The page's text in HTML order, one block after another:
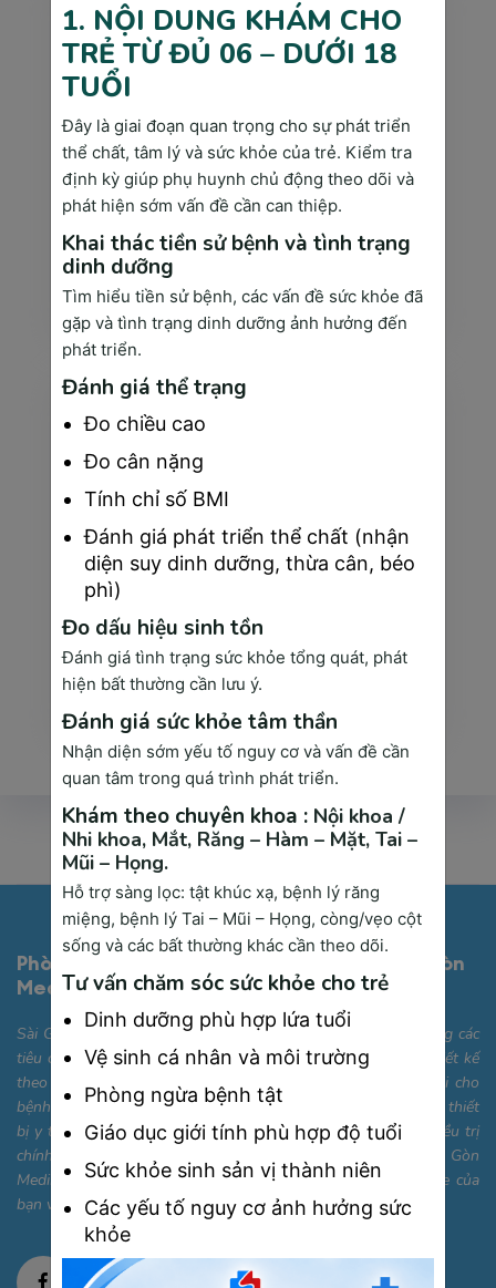
Dịch vụ khám bảo hiểm tại Sài Gòn Medik như
nào?
Xem thêm
Dịch vụ của phòng khám SÀI GÒN MEDIK là
gì?
Xem thêm
Phòng Khám Đa Khoa Công Nghệ Cao Sài Gòn
Medik
Sài Gòn Medik được trang bị cơ sở vật chất hiện đại, đáp ứng các
tiêu chuẩn quốc tế với các phòng khám chuyên khoa được thiết kế
theo hướng thân thiện, tiện nghi và tối ưu hóa sự thoải mái cho
bệnh nhân. Bên cạnh đó, chúng tôi sở hữu hệ thống máy móc, thiết
bị y tế công nghệ cao, giúp hỗ trợ quá trình chẩn đoán và điều trị
chính xác, nhanh chóng. Phòng khám Đa khoa Cao cấp Sài Gòn
Medik mong muốn trở thành điểm đến tin cậy cho sức khỏe của
bạn và gia đình.
1. NỘI DUNG KHÁM CHO
TRẺ TỪ ĐỦ 06 – DƯỚI 18
TUỔI
Đây là giai đoạn quan trọng cho sự phát triển
thể chất, tâm lý và sức khỏe của trẻ. Kiểm tra
định kỳ giúp phụ huynh chủ động theo dõi và
phát hiện sớm vấn đề cần can thiệp.
Khai thác tiền sử bệnh và tình trạng
dinh dưỡng
Tìm hiểu tiền sử bệnh, các vấn đề sức khỏe đã
gặp và tình trạng dinh dưỡng ảnh hưởng đến
phát triển.
Đánh giá thể trạng
Đo chiều cao
Đo cân nặng
Tính chỉ số BMI
Đánh giá phát triển thể chất (nhận
diện suy dinh dưỡng, thừa cân, béo
phì)
Đo dấu hiệu sinh tồn
Đánh giá tình trạng sức khỏe tổng quát, phát
hiện bất thường cần lưu ý.
Đánh giá sức khỏe tâm thần
Nhận diện sớm yếu tố nguy cơ và vấn đề cần
quan tâm trong quá trình phát triển.
Khám theo chuyên khoa : Nội khoa /
Nhi khoa, Mắt, Răng – Hàm – Mặt, Tai –
Mũi – Họng.
Hỗ trợ sàng lọc: tật khúc xạ, bệnh lý răng
miệng, bệnh lý Tai – Mũi – Họng, còng/vẹo cột
sống và các bất thường khác cần theo dõi.
Tư vấn chăm sóc sức khỏe cho trẻ
Dinh dưỡng phù hợp lứa tuổi
Vệ sinh cá nhân và môi trường
Phòng ngừa bệnh tật
Giáo dục giới tính phù hợp độ tuổi
Sức khỏe sinh sản vị thành niên
Các yếu tố nguy cơ ảnh hưởng sức
khỏe